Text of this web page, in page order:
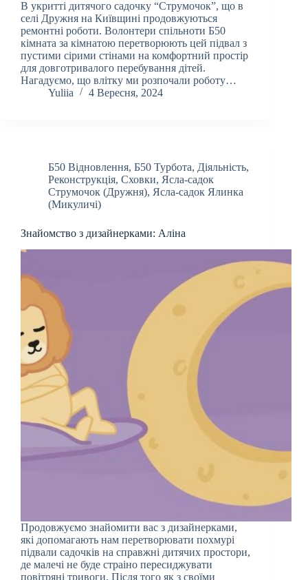
В укритті дитячого садочку “Струмочок”, що в
селі Дружня на Київщині продовжуються
ремонтні роботи. Волонтери спільноти Б50
кімната за кімнатою перетворюють цей підвал з
пустими сірими стінами на комфортний простір
для довготривалого перебування дітей.
Нагадуємо, що влітку ми розпочали роботу…
Yuliia
4 Вересня, 2024
Б50 Відновлення, Б50 Турбота, Діяльність,
Реконструкція, Сховки, Ясла-садок
Струмочок (Дружня), Ясла-садок Ялинка
(Микуличі)
Знайомство з дизайнерками: Аліна
Продовжуємо знайомити вас з дизайнерками,
які допомагають нам перетворювати похмурі
підвали садочків на справжні дитячих простори,
де малечі не буде страiно пересиджувати
повітряні тривоги. Після того як з своїми